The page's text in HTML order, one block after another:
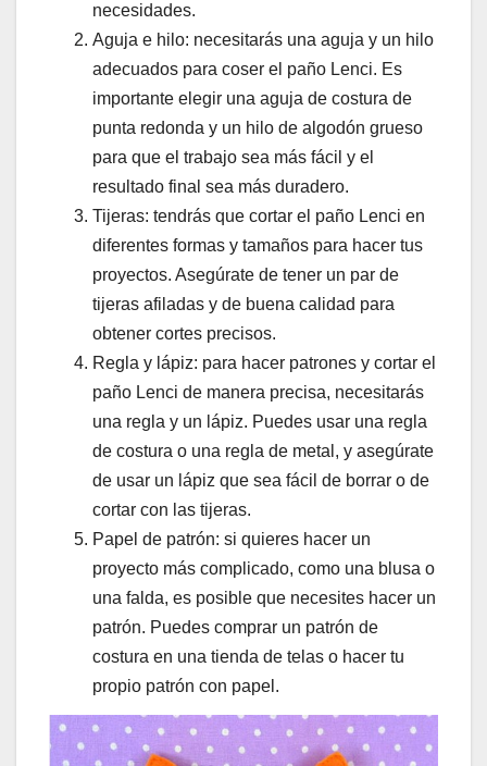
necesidades.
Aguja e hilo: necesitarás una aguja y un hilo
adecuados para coser el paño Lenci. Es
importante elegir una aguja de costura de
punta redonda y un hilo de algodón grueso
para que el trabajo sea más fácil y el
resultado final sea más duradero.
Tijeras: tendrás que cortar el paño Lenci en
diferentes formas y tamaños para hacer tus
proyectos. Asegúrate de tener un par de
tijeras afiladas y de buena calidad para
obtener cortes precisos.
Regla y lápiz: para hacer patrones y cortar el
paño Lenci de manera precisa, necesitarás
una regla y un lápiz. Puedes usar una regla
de costura o una regla de metal, y asegúrate
de usar un lápiz que sea fácil de borrar o de
cortar con las tijeras.
Papel de patrón: si quieres hacer un
proyecto más complicado, como una blusa o
una falda, es posible que necesites hacer un
patrón. Puedes comprar un patrón de
costura en una tienda de telas o hacer tu
propio patrón con papel.